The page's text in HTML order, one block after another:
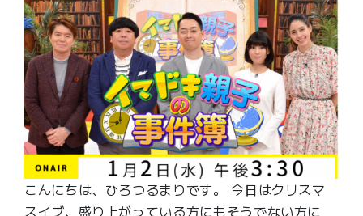
こんにちは、ひろつるまりです。 今日はクリスマ
スイブ、盛り上がっている方にもそうでない方に